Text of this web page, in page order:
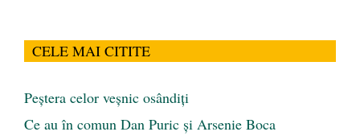
CELE MAI CITITE
Peştera celor veşnic osândiţi
Ce au în comun Dan Puric şi Arsenie Boca